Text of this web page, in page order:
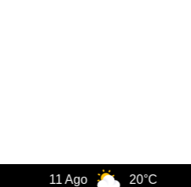
11 Ago 20°C